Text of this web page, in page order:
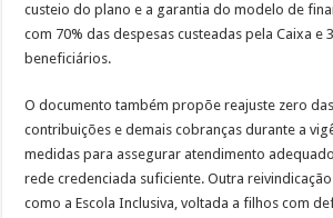
custeio do plano e a garantia do modelo de
com 70% das despesas custeadas pela Caixa e
beneficiários.
O documento também propõe reajuste zero
contribuições e demais cobranças durante a
medidas para assegurar atendimento
rede credenciada suficiente. Outra
como a Escola Inclusiva, voltada a filhos com